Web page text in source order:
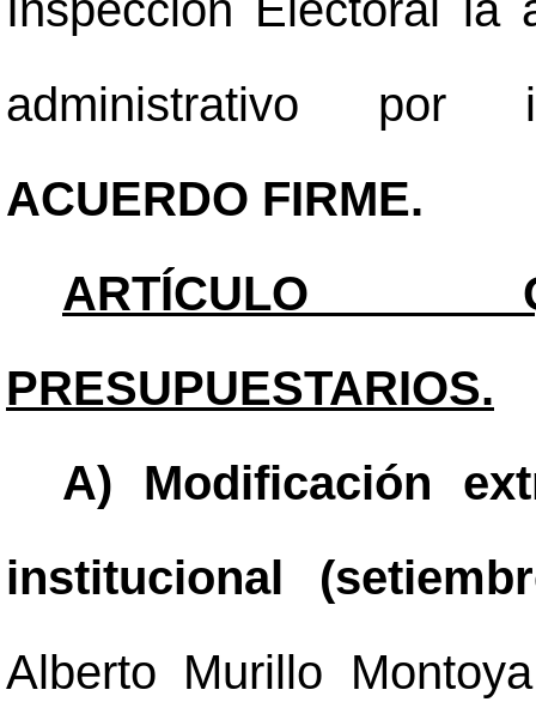
administrativo por
ACUERDO FIRME.
ARTÍCULO
PRESUPUESTARIOS.
A) Modificación
institucional
Alberto Murillo